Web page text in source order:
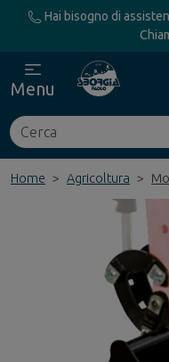
Hai bisogno di
Cerca
Menu
Home Agricoltura